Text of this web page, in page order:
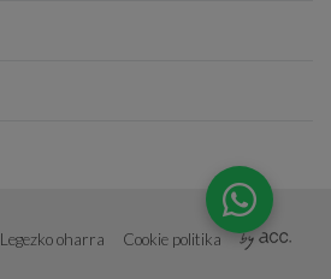
Legezko oharra Cookie politika